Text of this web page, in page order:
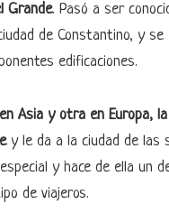
Grande. Pasó a ser
de Constantino, y se
edificaciones.
Asia y otra en Europa, la
y le da a la ciudad de las
y hace de ella un
de viajeros.